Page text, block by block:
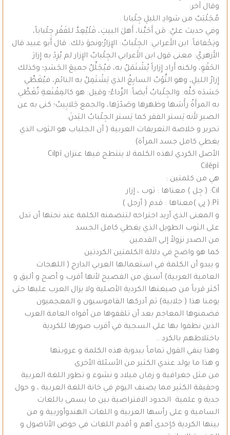
وقال آخر:
مُجَلْبَبٌ من سَوادِ الليلِ جِلْبابا .
وفي حديث عليّ: مَن أَحَبَّنا، أَهلَ البيتِ، فَلْيُعِدَّ للفَقْرِ جِلْباباً،
وتِجْفافاً. ابن الأَعرابي: الجِلْبابُ: الإِزارُ؛ونحوَ ذلك. قال أَبو عبيد قال
الأَزهريّ: معنى قول ابن الأَعرابي الجِلْبابُ الإِزار لم يُرِدْ به إِزارَ
الحَقْوِ، ولكنه أَراد إِزاراً يُشْتَمَلُ به، فيُجَلِّلُ جميعَ الجَسَدِ؛ وكذلك
إِزارُ الليلِ، وهو الثَّوْبُ السابِغُ الذي يَشْتَمِلُ به النائم، فيُغَطِّي
جَسَدَه كلَّه. والجِلْبابُ أَيضاً: الرِّداءُ؛ وقيل: هو كالمِقْنَعةِ تُغَطِّي
به المرأَةُ رأْسَها وظهرها وصَدْرَها، والجمع جَلابِيبُ؛ كنى به عن
الصبر لأَنه يَستر الفقر كما يَستر الجِلْبابُ البَدنَ.
تحرير و خلاصة التعريفات العربية ( أن الجلباب هو الثوب الذي
يغطي كامل جسد المرأة)
الأصل الكردي لهذه الكلمة لا ينتطح فيها عنزان Cilpî
Cilêpî
هي من كلمتين :
Cil: ( جِل ) معناها : ثوب ، إزار
Pî:( پِي )معناها : قدم ( أرجل )
و المعنى الذي أريد اجتراحه لتتضمنه الكلمة عند نحتها أن تدل
على الثوب الطويل الذي يغطي كامل الجسد
من الصدر نزولاً إلى القدمين
كما هو واضح في دلالة الكلمتين الكردتين
و يبدو أن الكلمة في استعمالها العربي الدارج ( اللهجات
العامية العربية) أسبق من الفصيح لأنها أقرب و أصح و أليق و
أكثر قرباً من صيغتها الكردية الأصلية ولا يزال العرب عليها حتى
يومنا هذا ( جلابية) ثم أدركها القاموسيون و المعجميون
فضمنوها المعاجم بعد أن تلقفوها من أفواه العامة العرب
الذين نطقوا بها على السجية في أقرب صورها للكردية
باختلاطهم بالكرد ..
وهذا ينفي القول تماماً ببدوية هذه الكلمة و عروبتها
و هذا ما يولد عندي الكثير من الأسئلة الأخرى
من مثل جغرافية و زمان ميلاد و نشوء و تطور اللغة العربية
وحقيقة الكثير مما يصنف اليوم في خانة اللغة العربية ، و حول
جدية و علمية الحدود الافتراضية بين ما يسمى باللغات
السامية و على رأسها العربية و اللغات الهندوأوربية و من
بينها الكردية كإحدى أهم و أقدم اللغات في حوض الأناضول و